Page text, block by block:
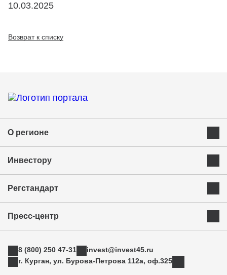
10.03.2025
Возврат к списку
О регионе
Экономика и ресурсы
Успешные бренды Курганской области
Инвестиционная команда региона
Инвестору
Приоритетные инвестиционные направления
Истории успеха
Поддержка экспорта
Регстандарт
Свод инвестиционных правил
Пресс-центр
Фотогалерея
Медиа
8 (800) 250 47-31
invest@invest45.ru
г. Курган, ул. Бурова-Петрова 112а, оф.325